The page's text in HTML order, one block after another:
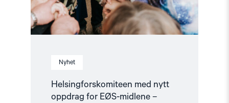
Nyhet
Helsingforskomiteen med nytt
oppdrag for EØS-midlene –